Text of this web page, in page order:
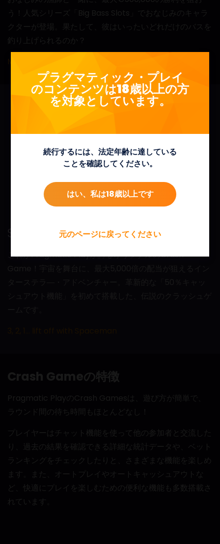
う！人気シリーズ「Big Bass Slots」でおなじみのキャラ
クターが登場。果たして、彼はいったいどれだけのバスを
釣り上げられるのか？
Make a splash with Big Bass Crash
Spaceman
これがPragmatic Playが誇るオリジナルのCrash
Crash Gameの特徴
Pragmatic PlayのCrash Gamesは、遊び方が簡単で、
ラウンド間の待ち時間もほとんどなし！
プレイヤーはチャット機能を使って他の参加者と交流した
り、過去の結果を確認できる詳細な統計データや、ベット
ランキングをチェックしたりと、さまざまな機能を楽しめ
ます。また、オートプレイやオートキャッシュアウトな
ど、快適にプレイを楽しむための便利な機能も多数搭載さ
れています。
プラグマティック・プレイ
のコンテンツは18歳以上の方
を対象としています。
続行するには、法定年齢に達している
ことを確認してください。
はい、私は18歳以上です
元のページに戻ってください